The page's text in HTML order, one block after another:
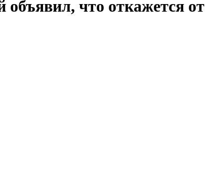
объявил, что откажется от